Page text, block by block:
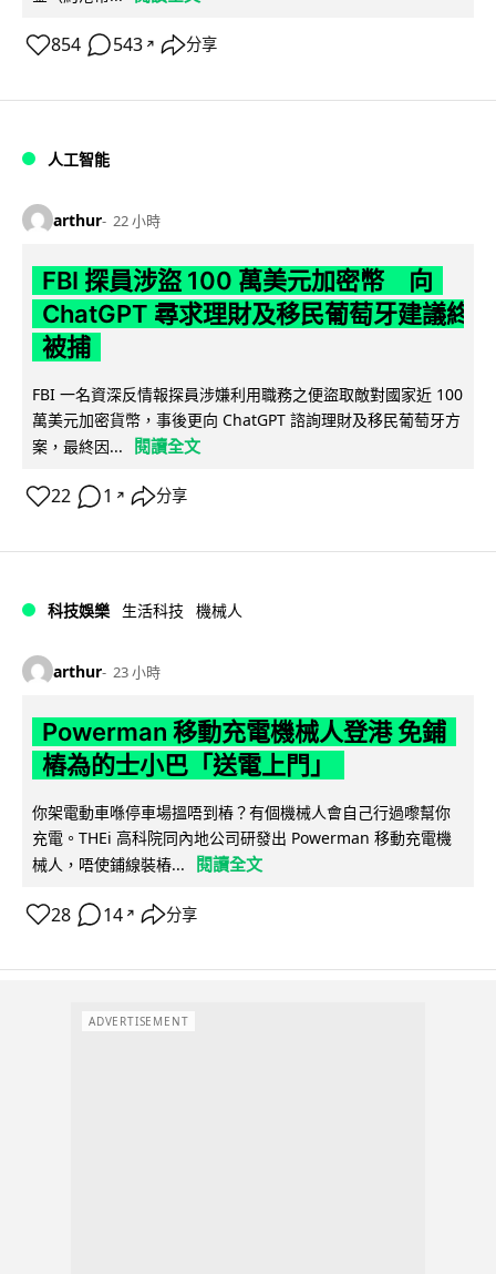
854 543 ↗ 分享
人工智能
arthur 22 小時
FBI 探員涉盜 100 萬美元加密幣 向
ChatGPT 尋求理財及移民葡萄牙建議終
被捕
FBI 一名資深反情報探員涉嫌利用職務之便盜取敵對國家近 100
萬美元加密貨幣，事後更向 ChatGPT 諮詢理財及移民葡萄牙方
案，最終因...
閱讀全文
22 1 ↗ 分享
科技娛樂 生活科技 機械人
arthur 23 小時
Powerman 移動充電機械人登港 免鋪
樁為的士小巴「送電上門」
你架電動車喺停車場搵唔到樁？有個機械人會自己行過嚟幫你
充電。THEi 高科院同內地公司研發出 Powerman 移動充電機
械人，唔使鋪線裝樁...
閱讀全文
28 14 ↗ 分享
ADVERTISEMENT